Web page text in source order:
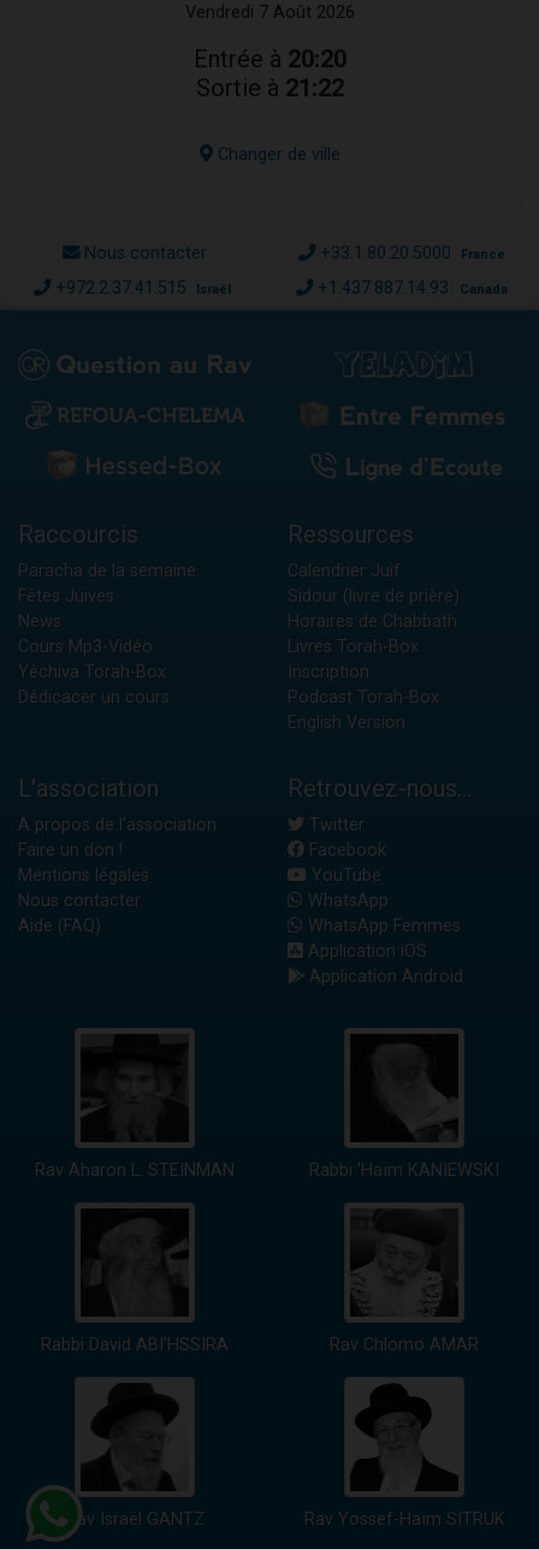
Vendredi 7 Août 2026
Entrée à 20:20
Sortie à 21:22
Changer de ville
Nous contacter +33.1.80.20.5000 France
+972.2.37.41.515 Israël +1.437.887.14.93 Canada
Raccourcis
Paracha de la semaine
Fêtes Juives
News
Cours Mp3-Vidéo
Yéchiva Torah-Box
Dédicacer un cours
Ressources
Calendrier Juif
Sidour (livre de prière)
Horaires de Chabbath
Livres Torah-Box
Inscription
Podcast Torah-Box
English Version
L'association
A propos de l'association
Faire un don !
Mentions légales
Nous contacter
Aide (FAQ)
Retrouvez-nous...
Twitter
Facebook
YouTube
WhatsApp
WhatsApp Femmes
Application iOS
Application Android
Rav Aharon L. STEINMAN Rabbi 'Haïm KANIEWSKI
Rabbi David ABI'HSSIRA Rav Chlomo AMAR
Rav Israël GANTZ Rav Yossef-Haïm SITRUK